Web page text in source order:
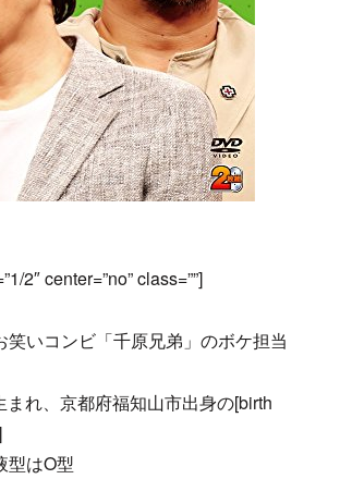
2″ center=”no” class=””]
笑いコンビ「千原兄弟」のボケ担当
れ、京都府福知山市出身の[birth
型はO型